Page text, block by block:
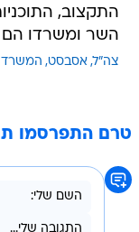
התקצוב,
השר ומשרדו הם
צה"ל אסבסט המשרד
טרם התפרסמו